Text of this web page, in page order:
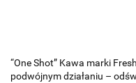
“One Shot” Kawa marki
podwójnym działaniu –